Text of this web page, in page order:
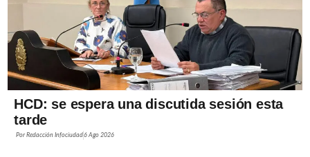
HCD: se espera una discutida sesión esta
tarde
PorRedacción Infociudad6 Ago 2026